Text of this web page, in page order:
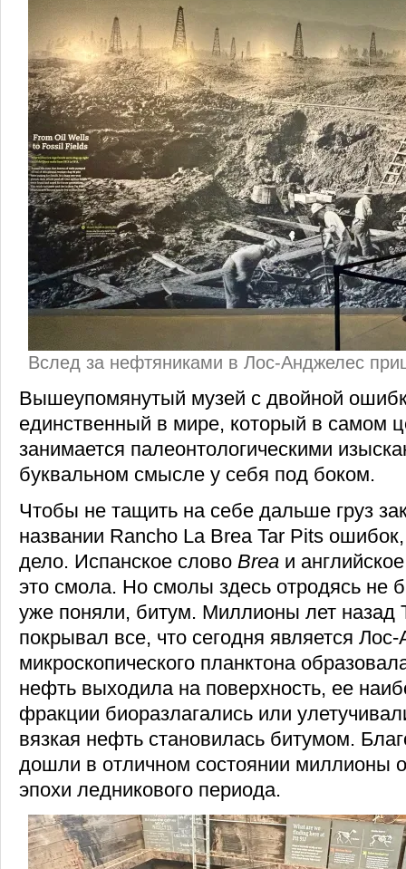
Вслед за нефтяниками в Лос-Анджелес
Вышеупомянутый музей с двойной
единственный в мире, который в самом
занимается палеонтологическими
буквальном смысле у себя под боком.
Чтобы не тащить на себе дальше груз
названии Rancho La Brea Tar Pits
дело. Испанское слово Brea и
это смола. Но смолы здесь отродясь не
уже поняли, битум. Миллионы лет назад
покрывал все, что сегодня является
микроскопического планктона
нефть выходила на поверхность, ее
фракции биоразлагались или
вязкая нефть становилась битумом.
дошли в отличном состоянии миллионы
эпохи ледникового периода.